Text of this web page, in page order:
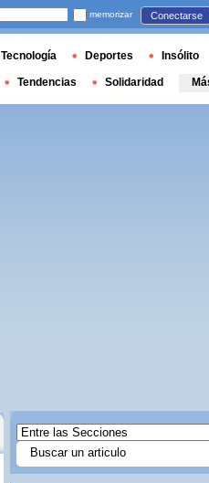
memorizar Conectarse
Tecnología Deportes Insólito
Tendencias Solidaridad